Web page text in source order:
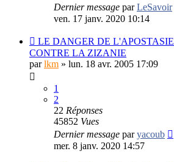
Dernier message parLeSavoir
ven. 17 janv. 2020 10:14
LE DANGER DE
CONTRE LA ZIZANIE
parlkm » lun. 18 avr. 2005 17:09
1
2
22 Réponses
45852 Vues
Dernier message paryacoub
mer. 8 janv. 2020 14:57